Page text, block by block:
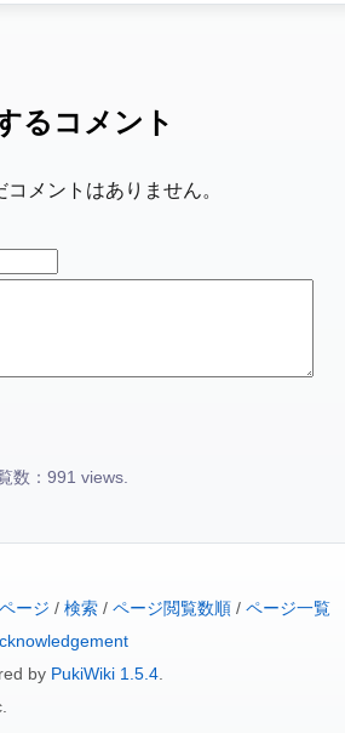
るコメント
メントはありません。
数：991 views.
ージ / 検索 / ページ閲覧数順 / ページ一覧
by PukiWiki 1.5.4.